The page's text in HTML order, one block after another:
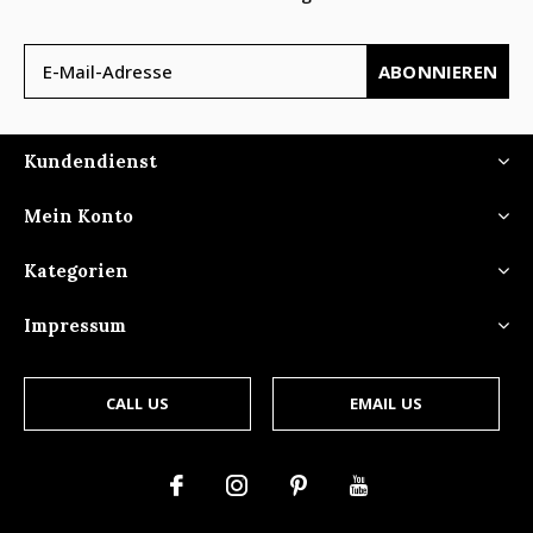
ABONNIEREN
Kundendienst
Mein Konto
Kategorien
Impressum
CALL US EMAIL US